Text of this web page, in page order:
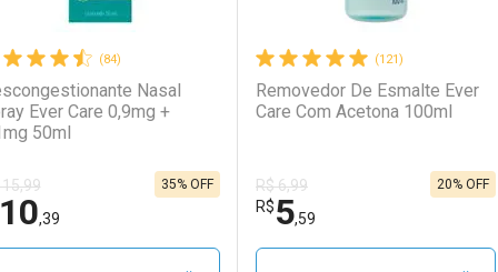
Ativar Desconto Ativar Desconto
(84)
Nasal
Ever Care 0,9mg +
50ml
10,39
35% OFF
(121)
Removedor De Esmalte Ever
Care Com Acetona 100ml
R$ 6,99
R$5,59
20% OFF